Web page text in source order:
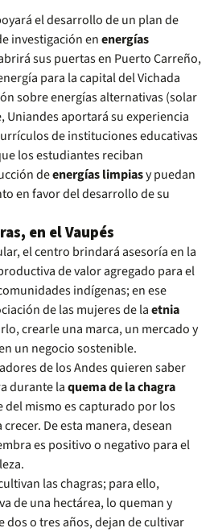
el desarrollo de un plan de
investigación enenergías
sus puertas en Puerto Carreño,
para la capital del Vichada
sobre energías alternativas (solar
Uniandes aportará su experiencia
de instituciones educativas
los estudiantes reciban
deenergías limpiasy puedan
en favor del desarrollo de su
en el Vaupés
el centro brindará asesoría en la
de valor agregado para el
indígenas; en ese
de las mujeres de laetnia
crearle una marca, un mercado y
un negocio sostenible.
de los Andes quieren saber
durante laquema de la chagra
del mismo es capturado por los
De esta manera, desean
es positivo o negativo para el
las chagras; para ello,
de una hectárea, lo queman y
dos o tres años, dejan de cultivar